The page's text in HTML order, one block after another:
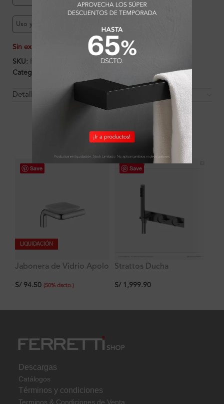
Uso y mantenimiento
Sin existencias
SKU: FA7967
Categorías:
Griferías
Detalles y Material
OTROS PRODUCTOS QUE PUEDEN
Save
LIQUIDACIÓN
Jabonera de Vidrio Apolo
S/94.50 (50% dscto.)
Save
Strattos Ducha
desviador y Ducha de
S/1,999.90
Descargas
Catálogos
Términos y condiciones
Terminos & Condiciones de Venta